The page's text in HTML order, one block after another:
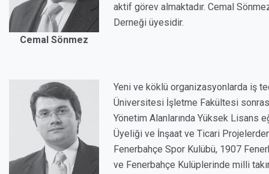
Cemal Sönmez
aktif görev almaktadır. Cemal
Derneği üyesidir.
Yeni ve köklü organizasyonlarda iş
Üniversitesi İşletme Fakültesi
Yönetim Alanlarında Yüksek Lisans
Üyeliği ve İnşaat ve Ticari
Fenerbahçe Spor Kulübü, 1907
ve Fenerbahçe Kulüplerinde milli